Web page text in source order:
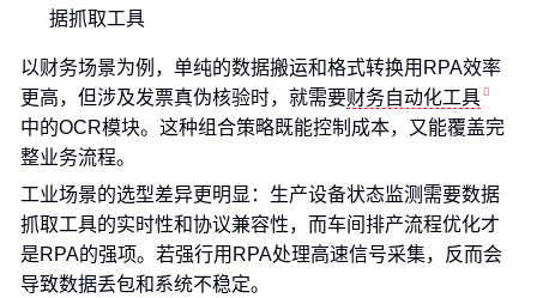
据抓取工具
以财务场景为例，单纯的数据搬运和格式转换用RPA效率
更高，但涉及发票真伪核验时，就需要财务自动化工具
中的OCR模块。这种组合策略既能控制成本，又能覆盖完
整业务流程。
工业场景的选型差异更明显：生产设备状态监测需要数据
抓取工具的实时性和协议兼容性，而车间排产流程优化才
是RPA的强项。若强行用RPA处理高速信号采集，反而会
导致数据丢包和系统不稳定。